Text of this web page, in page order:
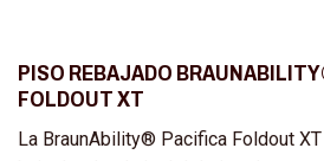
PISO REBAJADO
FOLDOUT XT
La BraunAbility® Pacifica Foldout